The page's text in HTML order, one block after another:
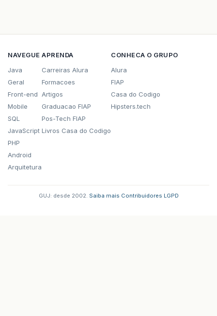
NAVEGUE
Java
Geral
Front-end
Mobile
SQL
JavaScript
PHP
Android
Arquitetura
APRENDA
Carreiras Alura
Formacoes
Artigos
Graduacao FIAP
Pos-Tech FIAP
Livros Casa do Codigo
CONHECA O GRUPO
Alura
FIAP
Casa do Codigo
Hipsters.tech
GUJ: desde 2002. Saiba mais Contribuidores LGPD